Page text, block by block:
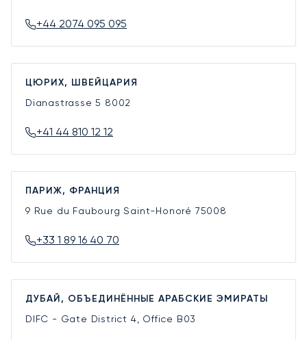
+44 2074 095 095
ЦЮРИХ, ШВЕЙЦАРИЯ
Dianastrasse 5 8002
+41 44 810 12 12
ПАРИЖ, ФРАНЦИЯ
9 Rue du Faubourg Saint-Honoré 75008
+33 1 89 16 40 70
ДУБАЙ, ОБЪЕДИНЁННЫЕ АРАБСКИЕ ЭМИРАТЫ
DIFC - Gate District 4, Office B03